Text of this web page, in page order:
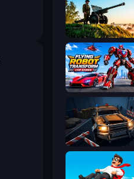
Artillery Vs Tanks
Cars vs Zombies